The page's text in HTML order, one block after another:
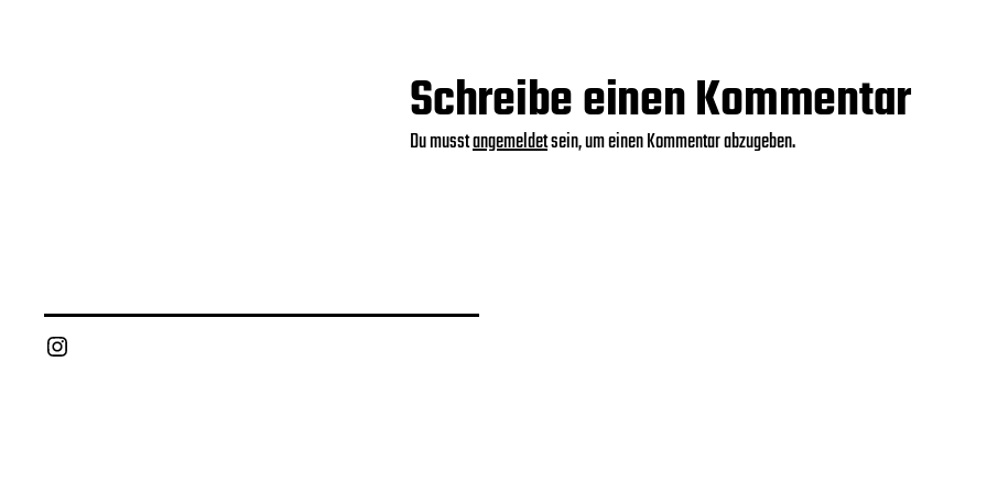
Schreibe einen Kommentar
Du musstangemeldetsein, um einen Kommentar abzugeben.
Instagram